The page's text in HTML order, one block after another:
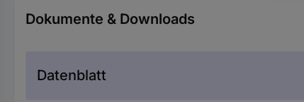
Dokumente & Downloads
Datenblatt